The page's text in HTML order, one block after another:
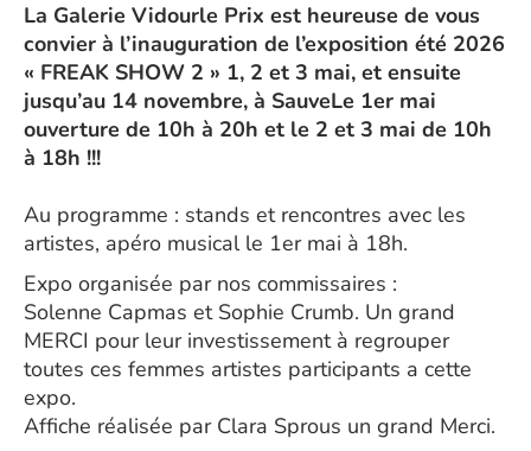
La Galerie Vidourle Prix est heureuse de vous
convier à l’inauguration de l’exposition été 2026
« FREAK SHOW 2 » 1, 2 et 3 mai, et ensuite
jusqu’au 14 novembre, à SauveLe 1er mai
ouverture de 10h à 20h et le 2 et 3 mai de 10h
à 18h !!!
Au programme : stands et rencontres avec les
artistes, apéro musical le 1er mai à 18h.
Expo organisée par nos commissaires :
Solenne Capmas et Sophie Crumb. Un grand
MERCI pour leur investissement à regrouper
toutes ces femmes artistes participants a cette
expo.
Affiche réalisée par Clara Sprous un grand Merci.